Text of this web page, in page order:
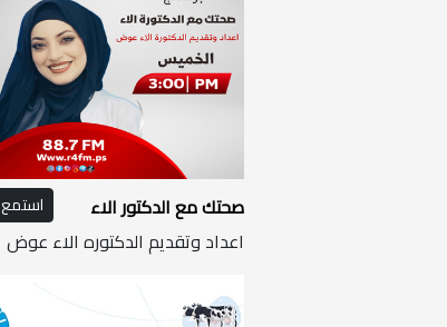
صحتك مع الدكتور الاء استمع
اعداد وتقديم الدكتوره الاء عوض